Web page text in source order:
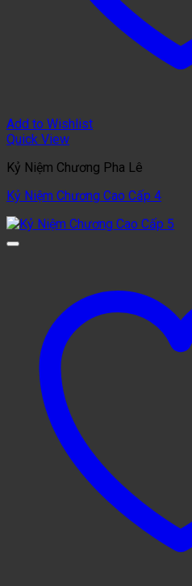
Add to Wishlist
Quick View
Kỷ Niệm Chương Pha Lê
Kỷ Niệm Chương Cao Cấp 4